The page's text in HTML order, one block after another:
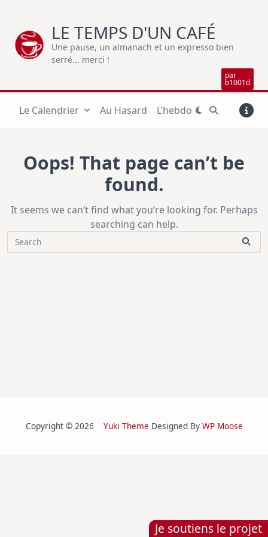
Je soutiens le projet
content
LE TEMPS D'UN CAFÉ
Une pause, un almanach et un expresso bien
serré... merci !
par
b1001d
Le Calendrier Au Hasard L’hebdo
Oops! That page can’t be
found.
It seems we can’t find what you’re looking for. Perhaps
searching can help.
Search
Copyright © 2026 Yuki Theme Designed By WP Moose